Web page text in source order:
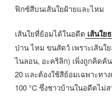
ฟิกซ์สีบนเส้นใยฝ้ายและไหม
เส้นใยที่ย้อมได้ในอดีต เส้นใย
ป่าน ไหม ขนสัตว์ เพราะเส้นใย
ไนลอน, อะคริลิก) เพิ่งถูกคิด
20 และต้องใช้สีย้อมเฉพาะท
100 °C ซึ่งชาวบ้านในอดีตไม่